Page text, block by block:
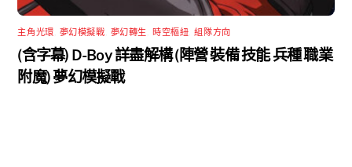
主角光環 夢幻模擬戰 夢幻轉生 ,時空樞紐 ,組隊方向
(含字幕) D-Boy 詳盡解構 (陣營 裝備 技能 兵種 職業
附魔) 夢幻模擬戰